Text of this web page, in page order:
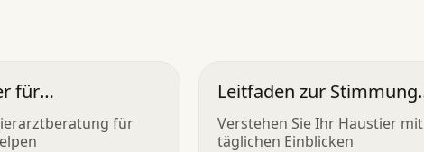
für
für
Leitfaden zur Stimmung
von Haustieren
Verstehen Sie Ihr Haustier mit
täglichen Einblicken